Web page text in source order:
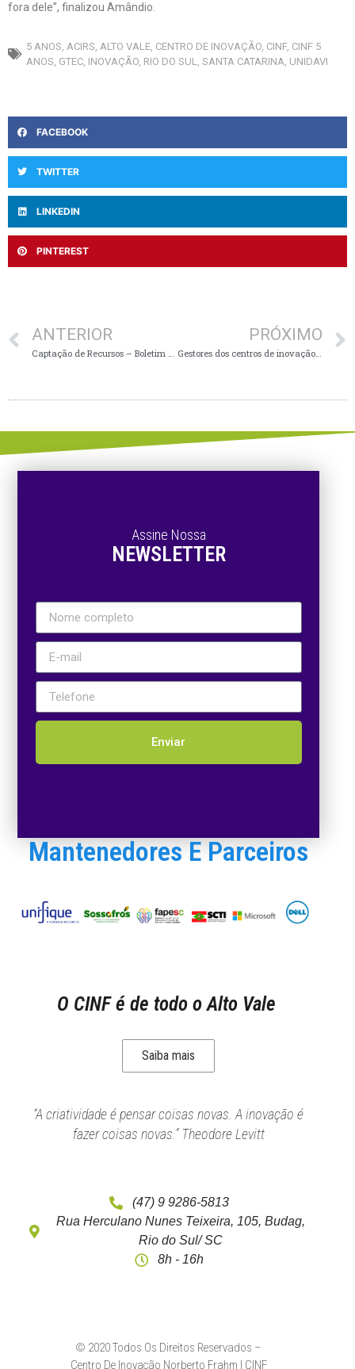
fora dele”, finalizou Amândio.
5 ANOS ACIRS ALTO VALE CENTRO DE INOVAÇÃO CINF, CINF 5
ANOS GTEC INOVAÇÃO RIO DO SUL SANTA CATARINA UNIDAVI
FACEBOOK
TWITTER
LINKEDIN
PINTEREST
ANTERIOR PRÓXIMO
Gestores dos centros de inovação falam sobre iniciativas e eventos
Assine Nossa
NEWSLETTER
Enviar
Mantenedores E Parceiros
O CINF é de todo o Alto Vale
Saiba mais
“A criatividade é pensar coisas novas. A inovação é
fazer coisas novas.” Theodore Levitt
(47) 9 9286-5813
Rua Herculano Nunes Teixeira, 105, Budag,
Rio do Sul/ SC
8h - 16h
© 2020 Todos Os Direitos Reservados –
Centro De Inovação Norberto Frahm | CINF